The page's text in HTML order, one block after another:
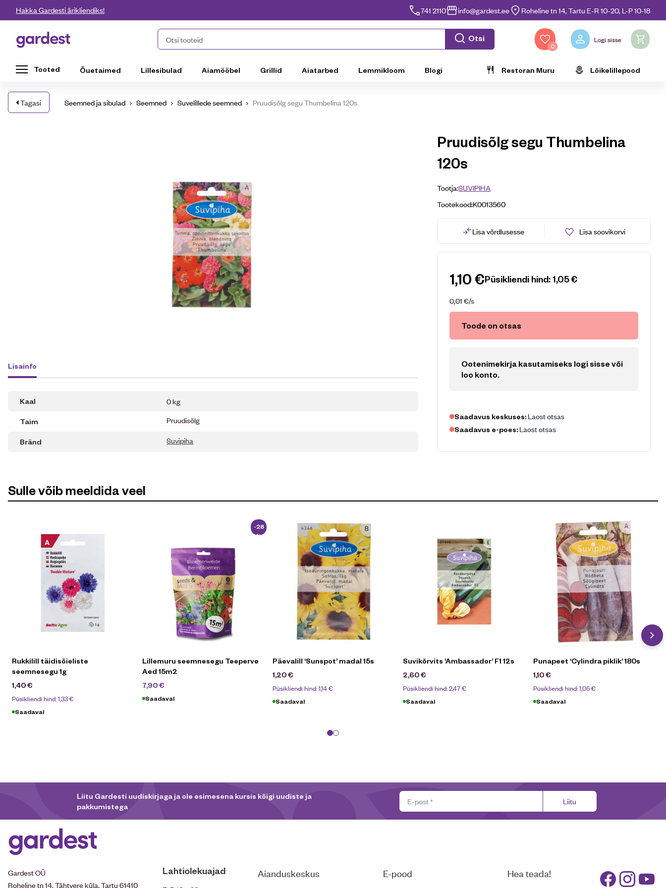
Liigu edasi põhisisu juurde
Hakka Gardesti ärikliendiks! 741 2110 info@gardest.ee Roheline tn 14, Tartu E-R 10-20, L-P 10-18
Gardest Otsi tooteid Otsi
0
Logi sisse
Tooted Õuetaimed Lillesibulad Aiamööbel Grillid Aiatarbed Lemmikloom Blogi Restoran Muru Lõikelillepood
Tagasi Seemned ja sibulad Seemned Suvelillede seemned Pruudisõlg segu Thumbelina 120s
Lisainfo
Kaal 0 kg
Taim Pruudisõlg
Bränd Suvipiha
Pruudisõlg segu Thumbelina
120s
Tootja:SUVIPIHA
Tootekood:K0013560
Lisa võrdlusesse Lisa soovikorvi
1,10€Püsikliendi hind:1,05€
0,01€/s
Toode on otsas
Ootenimekirja kasutamiseks logi sisse või
loo konto.
Saadavus keskuses: Laost otsas
Saadavus e-poes: Laost otsas
Sulle võib meeldida veel
Rukkilill täidisõieliste
seemnesegu 1g
1,40€
Püsikliendi hind:1,33€
Saadaval
-28
%
Lillemuru seemnesegu Teeperve
Aed 15m2
7,90€
Saadaval
Päevalill ‘Sunspot’ madal 15s
1,20€
Püsikliendi hind:1,14€
Saadaval
Suvikõrvits ‘Ambassador’ F1 12s
2,60€
Püsikliendi hind:2,47€
Saadaval
Punapeet ‘Cylindra piklik’ 180s
1,10€
Püsikliendi hind:1,05€
Saadaval
Liitu Gardesti uudiskirjaga ja ole esimesena kursis kõigi uudiste ja
pakkumistega
Liitu
Gardest OÜ
Roheline tn 14, Tähtvere küla, Tartu 61410
Lahtiolekuajad Aianduskeskus E-pood Hea teada!